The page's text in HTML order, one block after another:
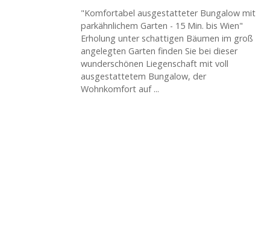
"Komfortabel ausgestatteter Bungalow mit
parkähnlichem Garten - 15 Min. bis Wien"
Erholung unter schattigen Bäumen im groß
angelegten Garten finden Sie bei dieser
wunderschönen Liegenschaft mit voll
ausgestattetem Bungalow, der
Wohnkomfort auf ...